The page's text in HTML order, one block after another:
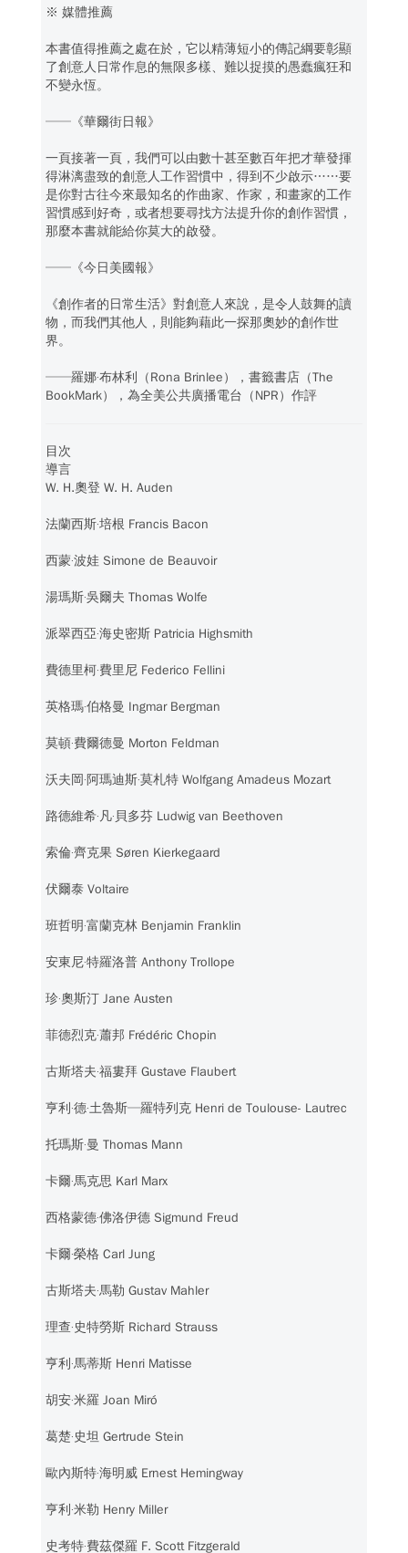
※ 媒體推薦
本書值得推薦之處在於，它以精薄短小的傳記綱要彰顯
了創意人日常作息的無限多樣、難以捉摸的愚蠢瘋狂和
不變永恆。
──《華爾街日報》
一頁接著一頁，我們可以由數十甚至數百年把才華發揮
得淋漓盡致的創意人工作習慣中，得到不少啟示……要
是你對古往今來最知名的作曲家、作家，和畫家的工作
習慣感到好奇，或者想要尋找方法提升你的創作習慣，
那麼本書就能給你莫大的啟發。
──《今日美國報》
《創作者的日常生活》對創意人來說，是令人鼓舞的讀
物，而我們其他人，則能夠藉此一探那奧妙的創作世
界。
──羅娜‧布林利（Rona Brinlee），書籤書店（The
BookMark），為全美公共廣播電台（NPR）作評
目次
導言
W. H.奧登 W. H. Auden
法蘭西斯‧培根 Francis Bacon
西蒙‧波娃 Simone de Beauvoir
湯瑪斯‧吳爾夫 Thomas Wolfe
派翠西亞‧海史密斯 Patricia Highsmith
費德里柯‧費里尼 Federico Fellini
英格瑪‧伯格曼 Ingmar Bergman
莫頓‧費爾德曼 Morton Feldman
沃夫岡‧阿瑪迪斯‧莫札特 Wolfgang Amadeus Mozart
路德維希‧凡‧貝多芬 Ludwig van Beethoven
索倫‧齊克果 Søren Kierkegaard
伏爾泰 Voltaire
班哲明‧富蘭克林 Benjamin Franklin
安東尼‧特羅洛普 Anthony Trollope
珍‧奧斯汀 Jane Austen
菲德烈克‧蕭邦 Frédéric Chopin
古斯塔夫‧福婁拜 Gustave Flaubert
亨利‧德‧土魯斯─羅特列克 Henri de Toulouse- Lautrec
托瑪斯‧曼 Thomas Mann
卡爾‧馬克思 Karl Marx
西格蒙德‧佛洛伊德 Sigmund Freud
卡爾‧榮格 Carl Jung
古斯塔夫‧馬勒 Gustav Mahler
理查‧史特勞斯 Richard Strauss
亨利‧馬蒂斯 Henri Matisse
胡安‧米羅 Joan Miró
葛楚‧史坦 Gertrude Stein
歐內斯特‧海明威 Ernest Hemingway
亨利‧米勒 Henry Miller
史考特‧費茲傑羅 F. Scott Fitzgerald